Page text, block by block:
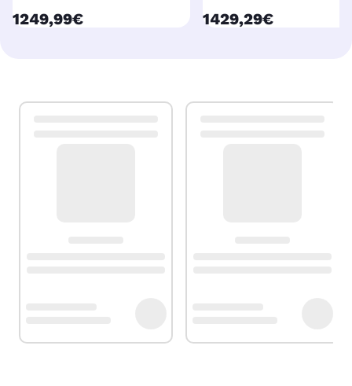
currentPrice
1249,99€ currentPrice
1429,29€